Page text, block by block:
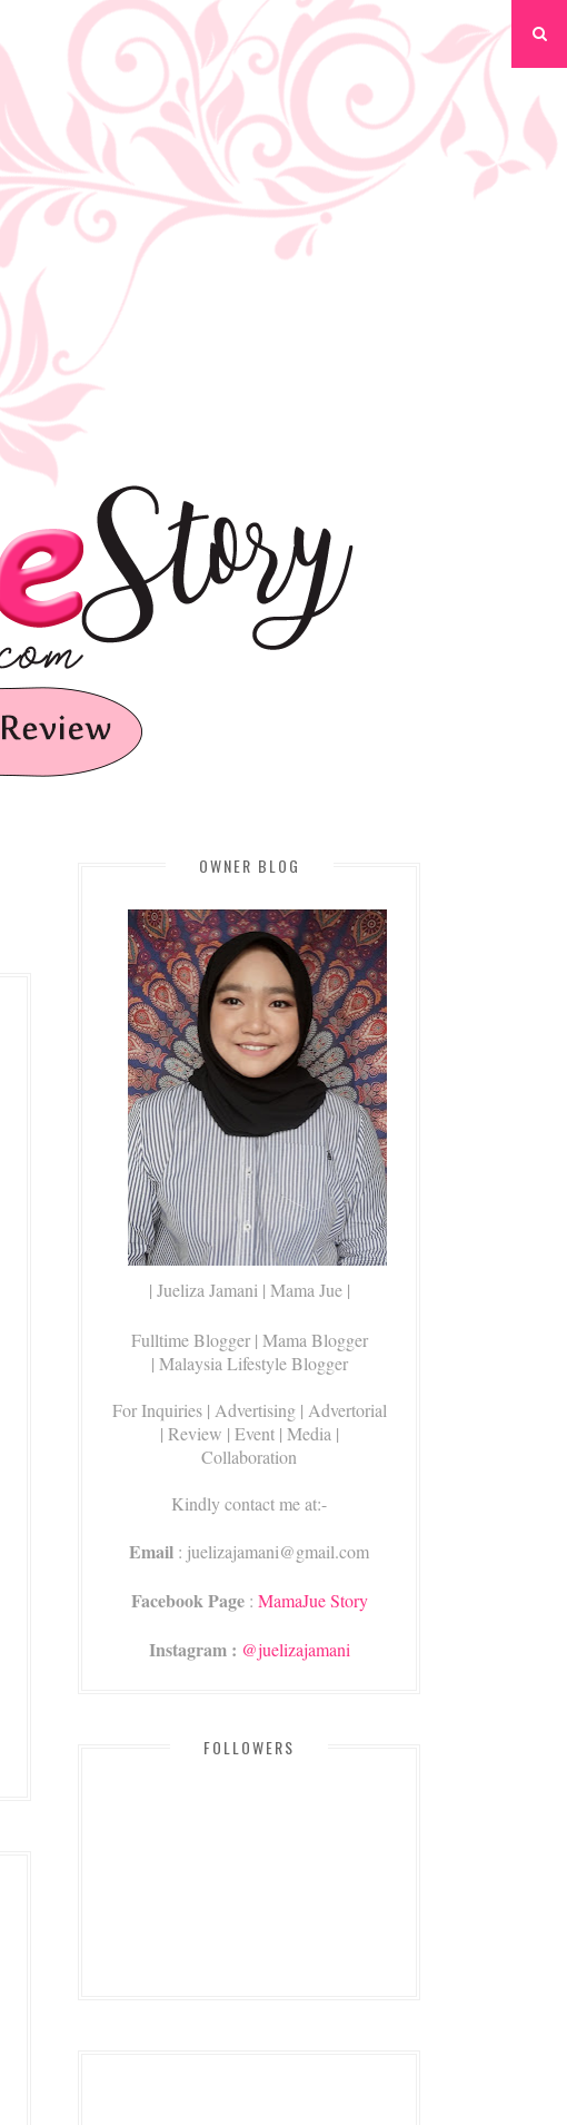
OWNER BLOG
| Jueliza Jamani | Mama Jue |
Fulltime Blogger | Mama Blogger
| Malaysia Lifestyle Blogger
For Inquiries | Advertising | Advertorial
| Review | Event | Media |
Collaboration
Kindly contact me at:-
Email : juelizajamani@gmail.com
Facebook Page: MamaJue Story
Instagram : @juelizajamani
FOLLOWERS